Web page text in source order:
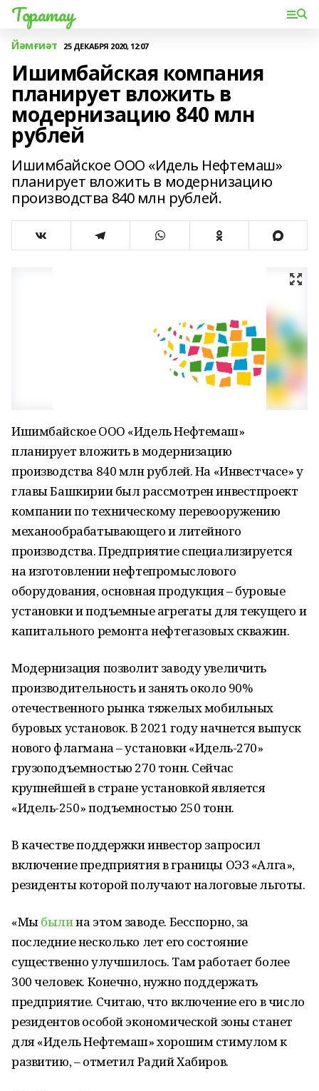
Торатау
Йәмғиәт 25 ДЕКАБРЯ 2020, 12:07
Ишимбайская компания
планирует вложить в
модернизацию 840 млн
рублей
Ишимбайское ООО «Идель Нефтемаш»
планирует вложить в модернизацию
производства 840 млн рублей.
Ишимбайское ООО «Идель Нефтемаш»
планирует вложить в модернизацию
производства 840 млн рублей. На «Инвестчасе» у
главы Башкирии был рассмотрен инвестпроект
компании по техническому перевооружению
механообрабатывающего и литейного
производства. Предприятие специализируется
на изготовлении нефтепромыслового
оборудования, основная продукция – буровые
установки и подъемные агрегаты для текущего и
капитального ремонта нефтегазовых скважин.
Модернизация позволит заводу увеличить
производительность и занять около 90%
отечественного рынка тяжелых мобильных
буровых установок. В 2021 году начнется выпуск
нового флагмана – установки «Идель-270»
грузоподъемностью 270 тонн. Сейчас
крупнейшей в стране установкой является
«Идель-250» подъемностью 250 тонн.
В качестве поддержки инвестор запросил
включение предприятия в границы ОЭЗ «Алга»,
резиденты которой получают налоговые льготы.
«Мыбылина этом заводе. Бесспорно, за
последние несколько лет его состояние
существенно улучшилось. Там работает более
300 человек. Конечно, нужно поддержать
предприятие. Считаю, что включение его в число
резидентов особой экономической зоны станет
для «Идель Нефтемаш» хорошим стимулом к
развитию, – отметил Радий Хабиров.